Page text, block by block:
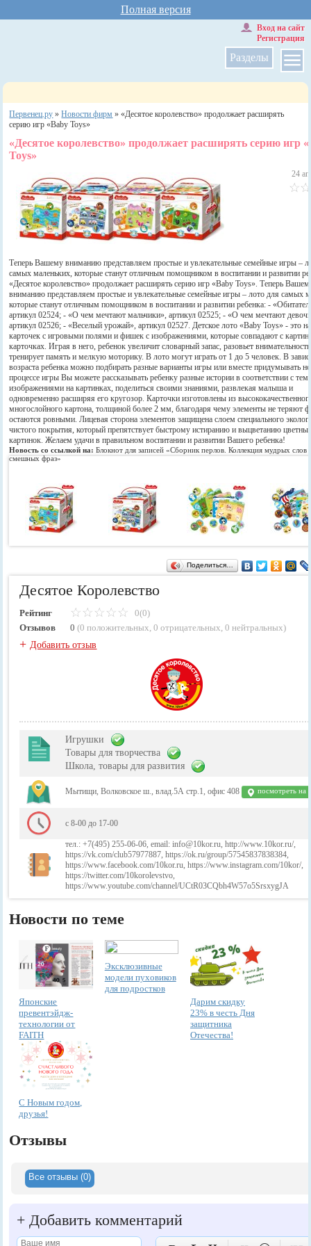
Полная версия
Разделы
Вход на сайт
Регистрация
Первенец.ру »Новости фирм »«Десятое королевство» продолжает расширять
серию игр «Baby Toys»
«Десятое королевство» продолжает расширять серию игр
Toys»
24
Теперь Вашему вниманию представляем простые и увлекательные семейные игры –
самых маленьких, которые станут отличным помощником в воспитании и развитии
«Десятое королевство» продолжает расширять серию игр «Baby Toys». Теперь
вниманию представляем простые и увлекательные семейные игры – лото для самых
которые станут отличным помощником в воспитании и развитии ребенка: -
артикул 02524; - «О чем мечтают мальчики», артикул 02525; - «О чем мечтают
артикул 02526; - «Веселый урожай», артикул 02527. Детское лото «Baby Toys» - это
карточек с игровыми полями и фишек с изображениями, которые совпадают с
карточках. Играя в него, ребенок увеличит словарный запас, разовьет
тренирует память и мелкую моторику. В лото могут играть от 1 до 5 человек. В
возраста ребенка можно подбирать разные варианты игры или вместе придумывать
процессе игры Вы можете рассказывать ребенку разные истории в соответствии с
изображениями на картинках, поделиться своими знаниями, развлекая малыша и
одновременно расширяя его кругозор. Карточки изготовлены из
многослойного картона, толщиной более 2 мм, благодаря чему элементы не теряют
остаются ровными. Лицевая сторона элементов защищена слоем специального
чистого покрытия, который препятствует быстрому истиранию и выцветанию
картинок. Желаем удачи в правильном воспитании и развитии Вашего ребенка!
Новость со ссылкой на:Блокнот для записей «Сборник перлов. Коллекция мудрых слов
смешных фраз»
Поделиться…
Десятое Королевство
Рейтинг
0(0)
Отзывов
0 (0 положительных,0 отрицательных,0 нейтральных)
+Добавить отзыв
Игрушки
Товары для творчества
Школа, товары для развития
Мытищи, Волковское ш., влад.5А стр.1, офис 408 посмотреть на
с 8-00 до 17-00
тел.: +7(495) 255-06-06, email: info@10kor.ru, http://www.10kor.ru/,
https://vk.com/club57977887, https://ok.ru/group/57545837838384,
https://www.facebook.com/10kor.ru, https://www.instagram.com/10kor/,
https://twitter.com/10korolevstvo,
https://www.youtube.com/channel/UCtR03CQbh4W57o5SrsxygJA
Новости по теме
Японские
превентэйдж-
технологии от
FAITH
Эксклюзивные
модели пуховиков
для подростков
Дарим скидку
23% в честь Дня
защитника
Отечества!
С Новым годом,
друзья!
Отзывы
Все отзывы (0)
+ Добавить комментарий